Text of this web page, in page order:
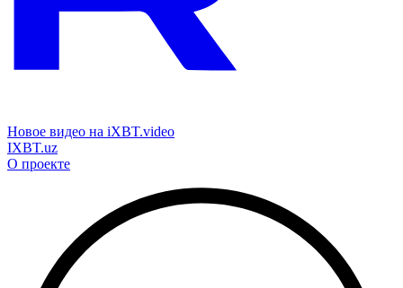
Новое видео на iXBT.video
IXBT.uz
О проекте